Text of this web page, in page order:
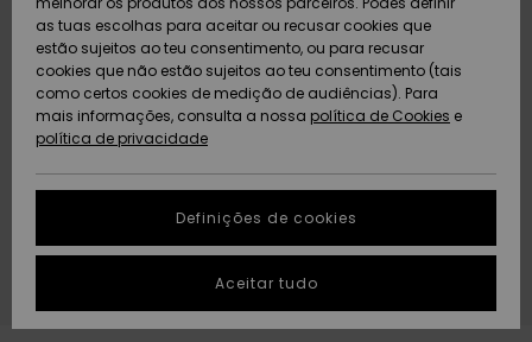
Snow
Artigos
recém-
chegados
Coleções
Neve
Artigos
recém-
chegados
Highlights
Highlights
Community
AJUDA
Quiksilver
Freedom
Protecção de
dados
Guia de
tamanhos
conversa para
obteres a
resposta mais
SUSTAINABILITY
PRESENTE
as tuas escolhas para aceitar ou recusar cookies que
estão sujeitos ao teu consentimento, ou para recusar
cookies que não estão sujeitos ao teu consentimento (tais
como certos cookies de medição de audiências). Para
mais informações, consulta a nossa política de Cookies e
política de privacidade
Definições de cookies
Aceitar tudo